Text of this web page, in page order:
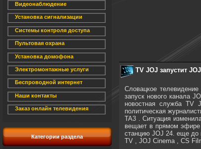
Видеонаблюдение
Установка сигнализации
Системы контроля доступа
Пультовая охрана
Установка домофона
Электромонтажные услуги
Беспроводной интернет
Наши контакты
Заказ онлайн телевидения
Категории раздела
TV JOJ запустит
Словацкое
запуск нового канала
новостная служба TV
политическая
TA3 . Ситуация
вещает в прямом эфире
станцию ​​JOJ 24. еще до
TV , JOJ Cinema , CS